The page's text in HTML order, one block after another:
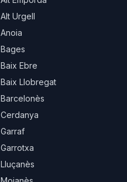
Alt Urgell
Anoia
Bages
Baix Ebre
Baix Llobregat
Barcelonès
Cerdanya
Garraf
Garrotxa
Lluçanès